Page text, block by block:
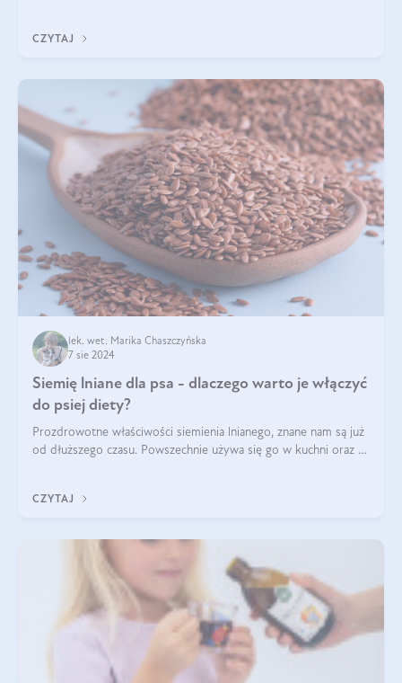
CZYTAJ
lek. wet. Marika Chaszczyńska
7 sie 2024
Siemię lniane dla psa - dlaczego warto je włączyć
do psiej diety?
Prozdrowotne właściwości siemienia lnianego, znane nam są już
od dłuższego czasu. Powszechnie używa się go w kuchni oraz w
CZYTAJ